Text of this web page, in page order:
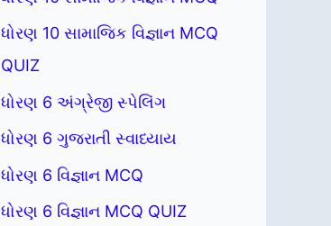
ધોરણ 10 સામાજિક વિજ્ઞાન MCQ
QUIZ
ધોરણ 6 અંગ્રેજી સ્પેલિંગ
ધોરણ 6 ગુજરાતી સ્વાધ્યાય
ધોરણ 6 વિજ્ઞાન MCQ
ધોરણ 6 વિજ્ઞાન MCQ QUIZ